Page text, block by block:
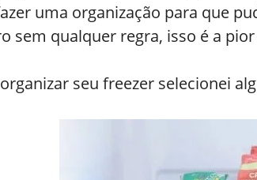
uma organização para que
sem qualquer regra, isso é a
seu freezer selecionei